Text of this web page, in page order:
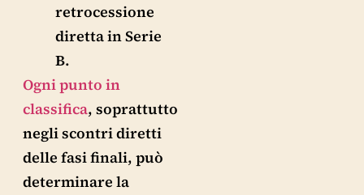
retrocessione
diretta in Serie
B.
Ogni punto in
classifica, soprattutto
negli scontri diretti
delle fasi finali, può
determinare la